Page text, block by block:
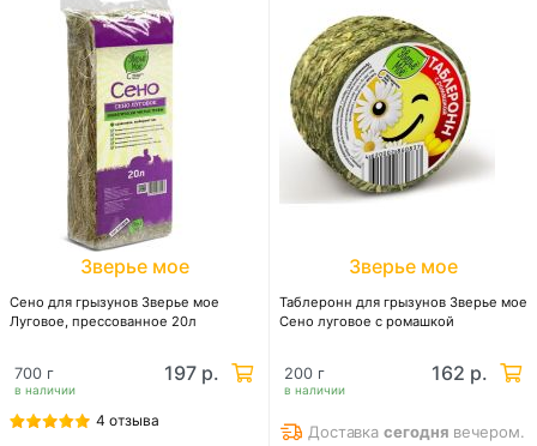
Зверье мое
Сено для грызунов Зверье мое
Луговое, прессованное 20л
в наличии
700 г 197 р.
4 отзыва
Зверье мое
Таблеронн для грызунов Зверье мое
Сено луговое с ромашкой
в наличии
200 г 162 р.
Доставкасегодня вечером.